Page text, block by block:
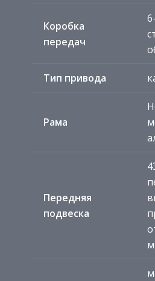
Коробка
передач
Тип привода
Рама
Передняя
подвеска